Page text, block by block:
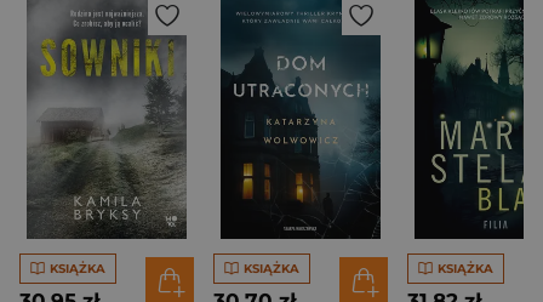
KSIĄŻKA KSIĄŻKA KSIĄŻKA